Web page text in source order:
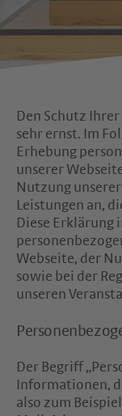
Den Schutz
sehr ernst. Im
Erhebung
unserer
Nutzung
Leistungen an,
Diese
Webseite, der
sowie bei der
unseren
Der Begriff
Informationen,
also zum